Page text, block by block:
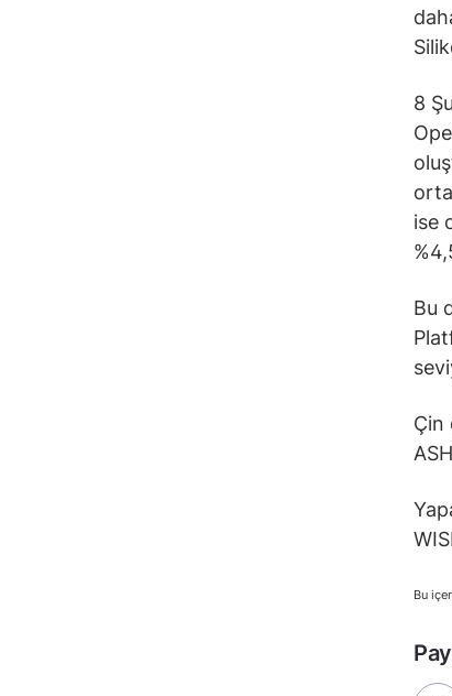
8
ise
Bu
Çin
Bu